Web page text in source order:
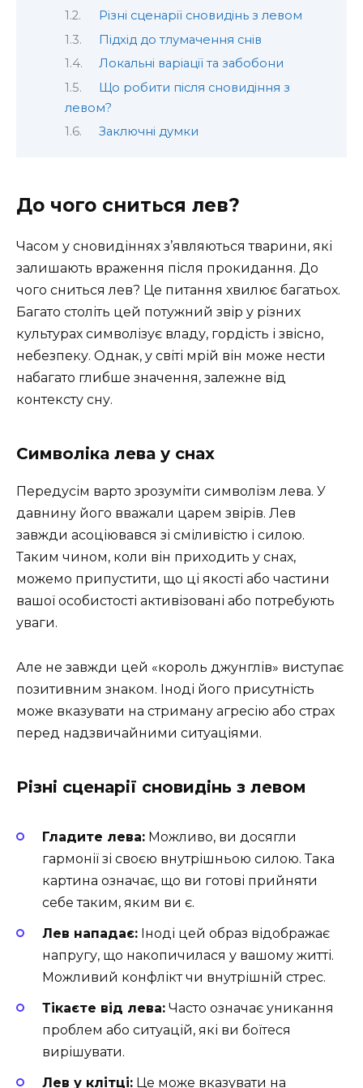
Різні сценарії сновидінь з левом
Підхід до тлумачення снів
Локальні варіації та забобони
Що робити після сновидіння з
левом?
Заключні думки
До чого сниться лев?
Часом у сновидіннях з’являються тварини, які
залишають враження після прокидання. До
чого сниться лев? Це питання хвилює багатьох.
Багато століть цей потужний звір у різних
культурах символізує владу, гордість і звісно,
небезпеку. Однак, у світі мрій він може нести
набагато глибше значення, залежне від
контексту сну.
Символіка лева у снах
Передусім варто зрозуміти символізм лева. У
давнину його вважали царем звірів. Лев
завжди асоціювався зі сміливістю і силою.
Таким чином, коли він приходить у снах,
можемо припустити, що ці якості або частини
вашої особистості активізовані або потребують
уваги.
Але не завжди цей «король джунглів» виступає
позитивним знаком. Іноді його присутність
може вказувати на стриману агресію або страх
перед надзвичайними ситуаціями.
Різні сценарії сновидінь з левом
Гладите лева: Можливо, ви досягли
гармонії зі своєю внутрішньою силою. Така
картина означає, що ви готові прийняти
себе таким, яким ви є.
Лев нападає: Іноді цей образ відображає
напругу, що накопичилася у вашому житті.
Можливий конфлікт чи внутрішній стрес.
Тікаєте від лева: Часто означає уникання
проблем або ситуацій, які ви боїтеся
вирішувати.
Лев у клітці: Це може вказувати на